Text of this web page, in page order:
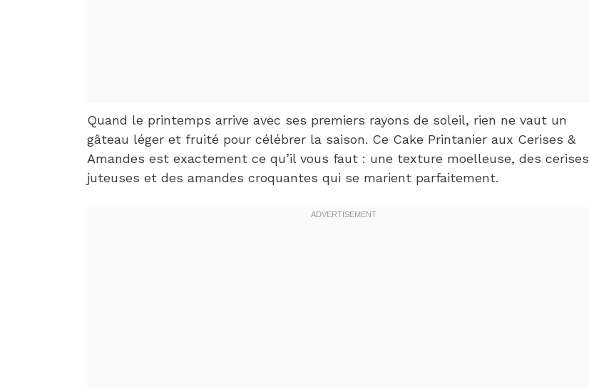
Quand le printemps arrive avec ses premiers rayons de soleil, rien ne vaut un
gâteau léger et fruité pour célébrer la saison. Ce Cake Printanier aux Cerises &
Amandes est exactement ce qu’il vous faut : une texture moelleuse, des cerises
juteuses et des amandes croquantes qui se marient parfaitement.